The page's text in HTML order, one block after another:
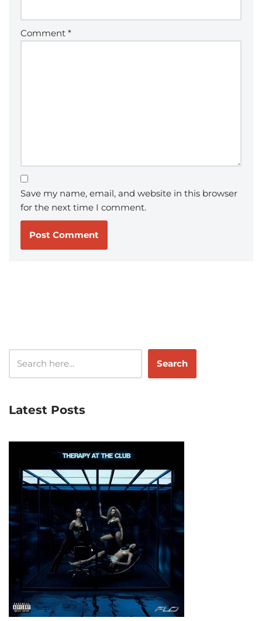
Comment *
Save my name, email, and website in this browser
for the next time I comment.
Search
Latest Posts